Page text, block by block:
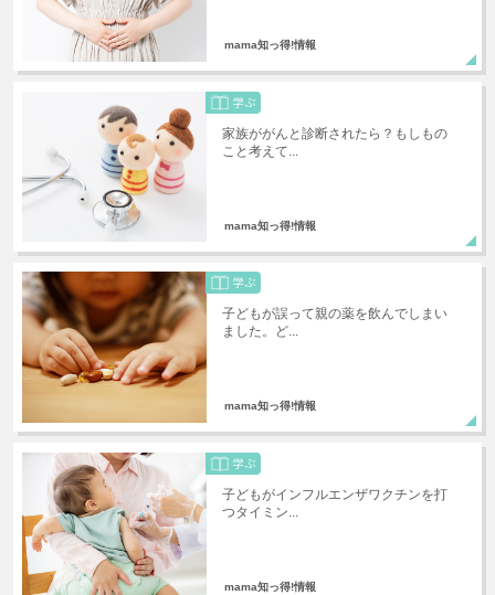
mama知っ得!情報
家族ががんと診断されたら？もしもの
こと考えて...
mama知っ得!情報
子どもが誤って親の薬を飲んでしまい
ました。ど...
mama知っ得!情報
子どもがインフルエンザワクチンを打
つタイミン...
mama知っ得!情報